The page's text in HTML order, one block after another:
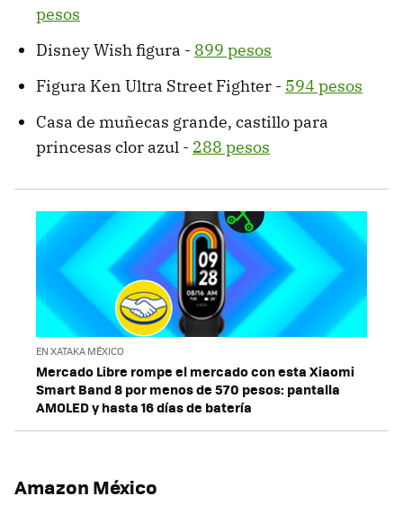
pesos
Disney Wish figura - 899 pesos
Figura Ken Ultra Street Fighter - 594 pesos
Casa de muñecas grande, castillo para
princesas clor azul - 288 pesos
EN XATAKA MÉXICO
Mercado Libre rompe el mercado con esta Xiaomi
Smart Band 8 por menos de 570 pesos: pantalla
AMOLED y hasta 16 días de batería
Amazon México